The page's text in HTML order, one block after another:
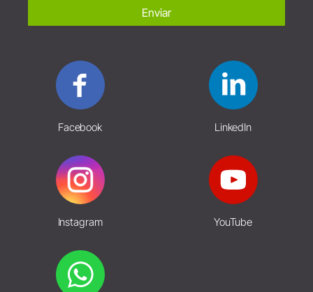
Enviar
Facebook LinkedIn
Instagram YouTube